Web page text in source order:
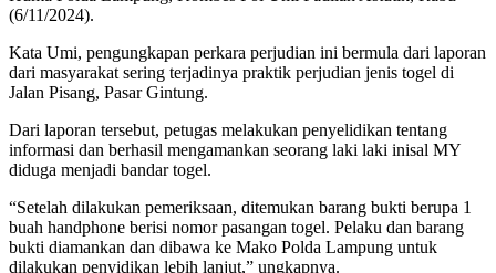
(6/11/2024).
Kata Umi, pengungkapan perkara perjudian ini bermula dari laporan
dari masyarakat sering terjadinya praktik perjudian jenis togel di
Jalan Pisang, Pasar Gintung.
Dari laporan tersebut, petugas melakukan penyelidikan tentang
informasi dan berhasil mengamankan seorang laki laki inisal MY
diduga menjadi bandar togel.
“Setelah dilakukan pemeriksaan, ditemukan barang bukti berupa 1
buah handphone berisi nomor pasangan togel. Pelaku dan barang
bukti diamankan dan dibawa ke Mako Polda Lampung untuk
dilakukan penyidikan lebih lanjut,” ungkapnya.